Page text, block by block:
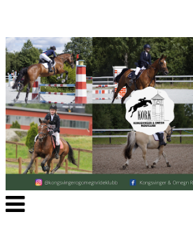
Veksle
navigasjon